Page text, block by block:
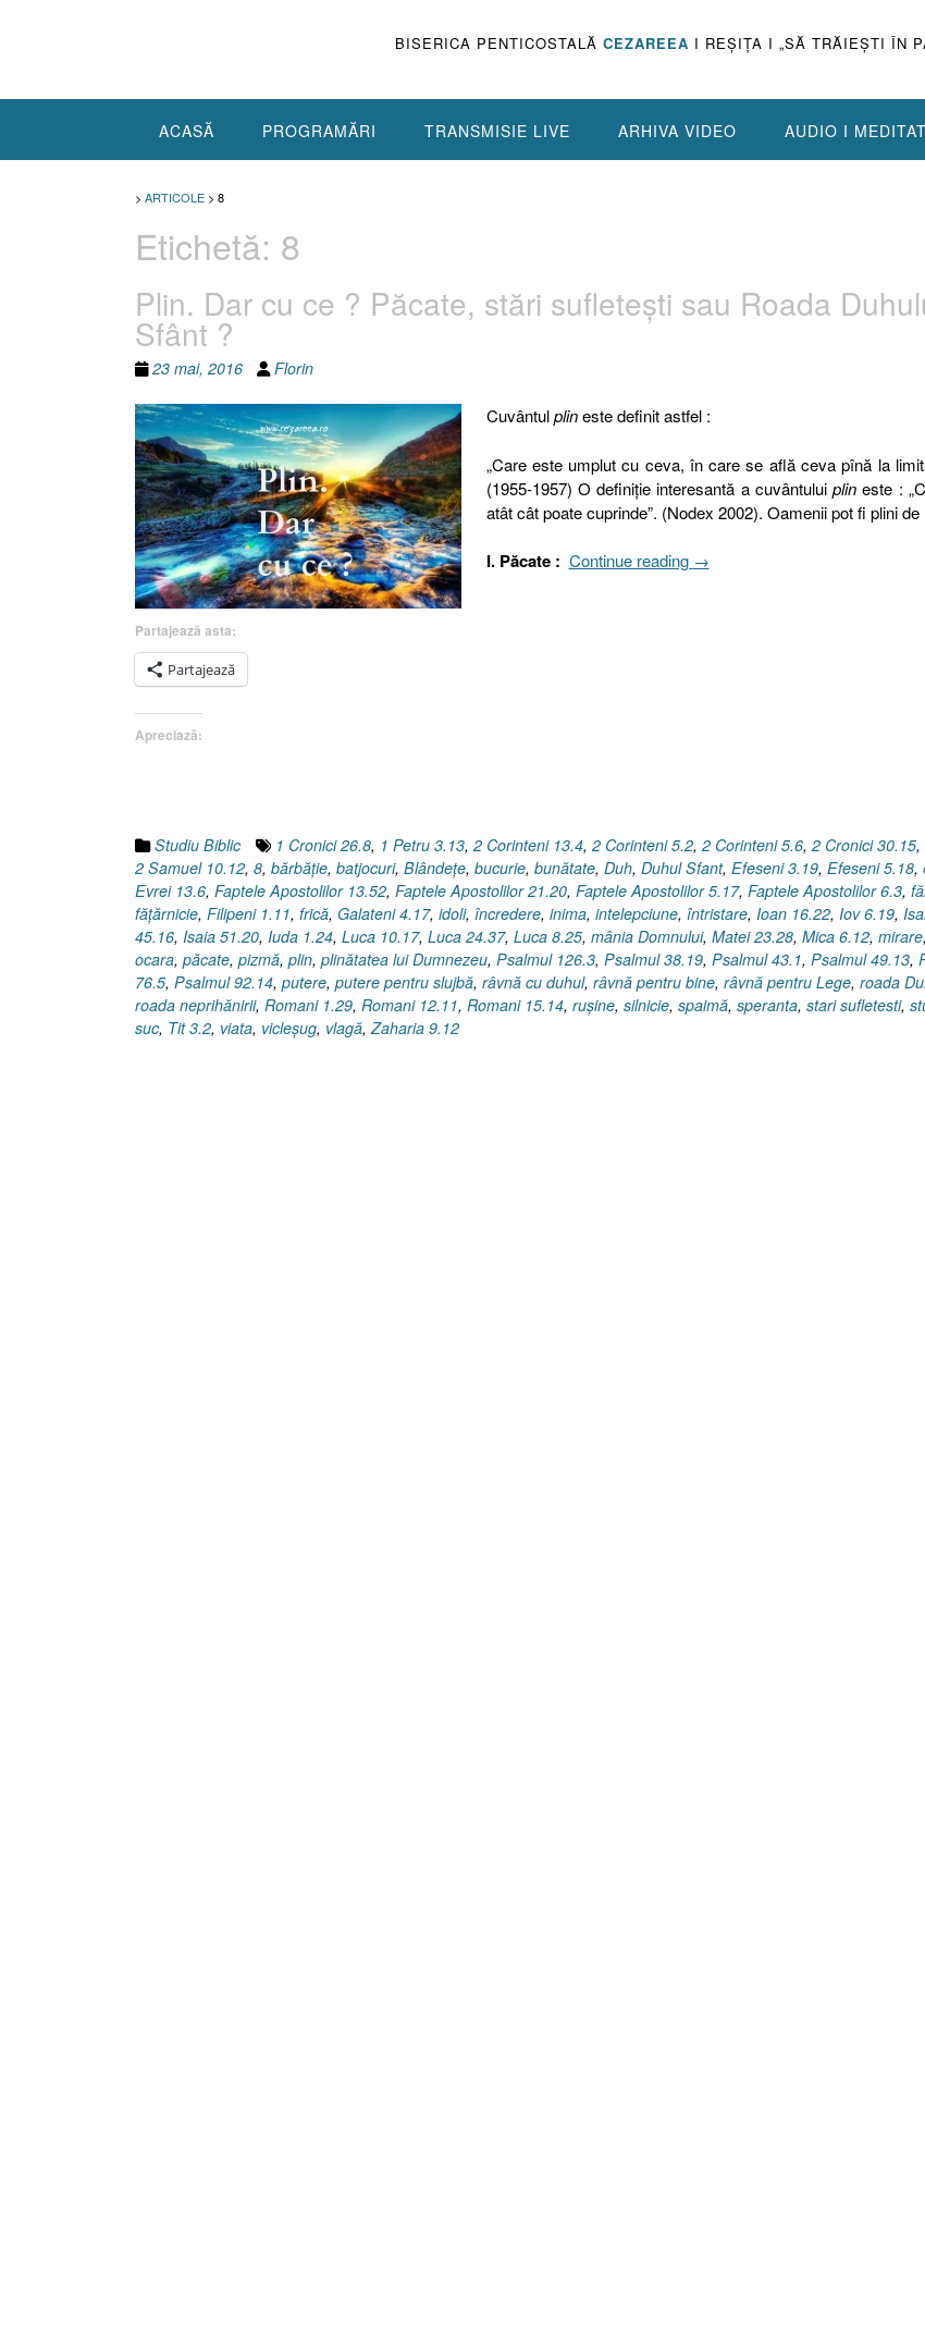
BISERICA PENTICOSTALĂ CEZAREEA I REŞIŢA I „SĂ TRĂIEŞTI ÎN
ACASĂ PROGRAMĂRI TRANSMISIE LIVE ARHIVA VIDEO AUDIO I
> ARTICOLE > 8
Etichetă: 8
Plin. Dar cu ce ? Păcate, stări sufleteşti sau Roada
Sfânt ?
23 mai, 2016 Florin
Cuvântulplineste definit astfel :
„Care este umplut cu ceva, în care se află ceva pînă la
(1955-1957) O definiţie interesantă a cuvântuluiplin este :
atât cât poate cuprinde”. (Nodex 2002). Oamenii pot fi plini de
I. Păcate : Continue reading „Plin.
?”
→
Partajează asta:
Partajează
Apreciază:
Studiu Biblic 1 Cronici 26.8, 1 Petru 3.13, 2 Corinteni 13.4, 2 Corinteni 5.2, 2 Corinteni 5.6, 2 Cronici 30.15,
2 Samuel 10.12, 8, bărbăţie, batjocuri, Blândeţe, bucurie, bunătate, Duh, Duhul Sfant, Efeseni 3.19, Efeseni 5.18,
Evrei 13.6, Faptele Apostolilor 13.52, Faptele Apostolilor 21.20, Faptele Apostolilor 5.17, Faptele Apostolilor 6.3,
făţărnicie, Filipeni 1.11, frică, Galateni 4.17, idoli, încredere, inima, intelepciune, întristare, Ioan 16.22, Iov 6.19,
45.16, Isaia 51.20, Iuda 1.24, Luca 10.17, Luca 24.37, Luca 8.25, mânia Domnului, Matei 23.28, Mica 6.12, mirare,
ocara, păcate, pizmă, plin, plinătatea lui Dumnezeu, Psalmul 126.3, Psalmul 38.19, Psalmul 43.1, Psalmul 49.13,
76.5, Psalmul 92.14, putere, putere pentru slujbă, râvnă cu duhul, râvnă pentru bine, râvnă pentru Lege, roada
roada neprihănirii, Romani 1.29, Romani 12.11, Romani 15.14, ruşine, silnicie, spaimă, speranta, stari sufletesti,
suc, Tit 3.2, viata, vicleşug, vlagă,Zaharia 9.12